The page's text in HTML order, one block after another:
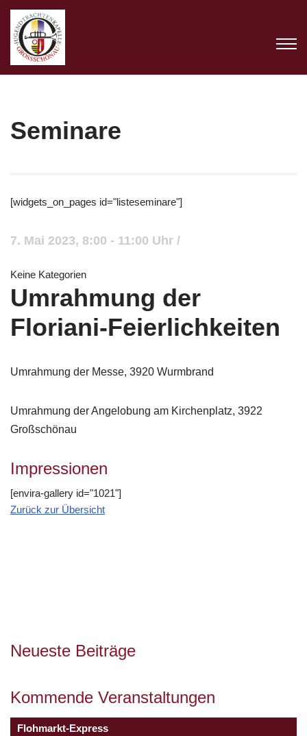
Zum
Inhalt
Seminare
[widgets_on_pages id="listeseminare"]
7. Mai 2023, 8:00 - 11:00 Uhr /
Keine Kategorien
Umrahmung der
Floriani-Feierlichkeiten
Umrahmung der Messe, 3920 Wurmbrand
Umrahmung der Angelobung am Kirchenplatz, 3922
Großschönau
Impressionen
[envira-gallery id="1021"]
Zurück zur Übersicht
Neueste Beiträge
Kommende Veranstaltungen
Flohmarkt-Express